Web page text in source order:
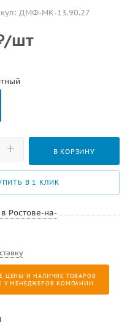
ДМФ-МК-13.90.27
/шт
В КОРЗИНУ
В 1 КЛИК
Ростове-на-
ЦЕНЫ И НАЛИЧИЕ ТОВАРОВ
У МЕНЕДЖЕРОВ КОМПАНИИ